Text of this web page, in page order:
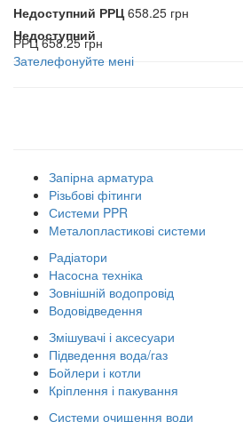
Недоступний РРЦ 658.25 грн
Недоступний
РРЦ 658.25 грн
Зателефонуйте мені
Запірна арматура
Різьбові фітинги
Системи PPR
Металопластикові системи
Радіатори
Насосна техніка
Зовнішній водопровід
Водовідведення
Змішувачі і аксесуари
Підведення вода/газ
Бойлери і котли
Кріплення і пакування
Системи очищення води